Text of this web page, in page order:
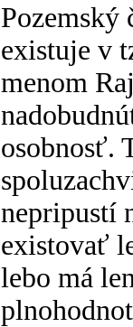
Pozemský
existuje v
menom
osobnosť.
nepripustí
existovať
lebo má